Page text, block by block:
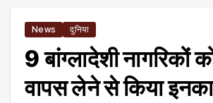
News दुनिया
9 बांग्लादेशी नागरिकों
वापस लेने से किया